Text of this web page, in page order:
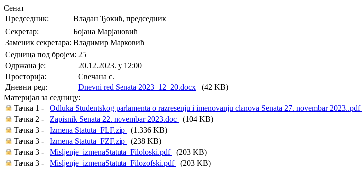
Сенат
Председник:
Владан Ђокић, председник
Секретар:
Бојана Марјановић
Заменик секретара: Владимир Марковић
Седница под бројем: 25
Oдржана je:
20.12.2023. у 12:00
Просторија:
Свечана с.
Дневни ред:
Dnevni red Senata 2023_12_20.docx (42 KB)
Материјал за седницу:
Тачка 1 -
Odluka Studentskog parlamenta o razresenju i imenovanju clanova Senata 27. novembar 2023..pdf
Тачка 2 -
Zapisnik Senata 22. novembar 2023.doc
(104 KB)
Тачка 3 -
Izmena Statuta_FLF.zip
(1.336 KB)
Тачка 3 -
Izmena Statuta_FZF.zip
(238 KB)
Тачка 3 -
Misljenje_izmenaStatuta_Filoloski.pdf
(203 KB)
Тачка 3 -
Misljenje_izmenaStatuta_Filozofski.pdf
(203 KB)